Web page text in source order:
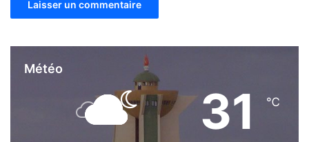
Météo
31 ℃